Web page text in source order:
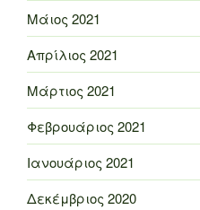
Μάιος 2021
Απρίλιος 2021
Μάρτιος 2021
Φεβρουάριος 2021
Ιανουάριος 2021
Δεκέμβριος 2020